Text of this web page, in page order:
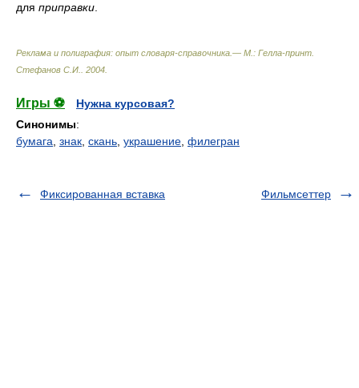
для приправки
Реклама и полиграфия: опыт словаря-справочника.— М.: Гелла-принт
Стефанов С.И.
2004
Игры ⚽
Нужна курсовая?
Синонимы:
бумага знак скань украшение филегран
Фиксированная вставка Фильмсеттер